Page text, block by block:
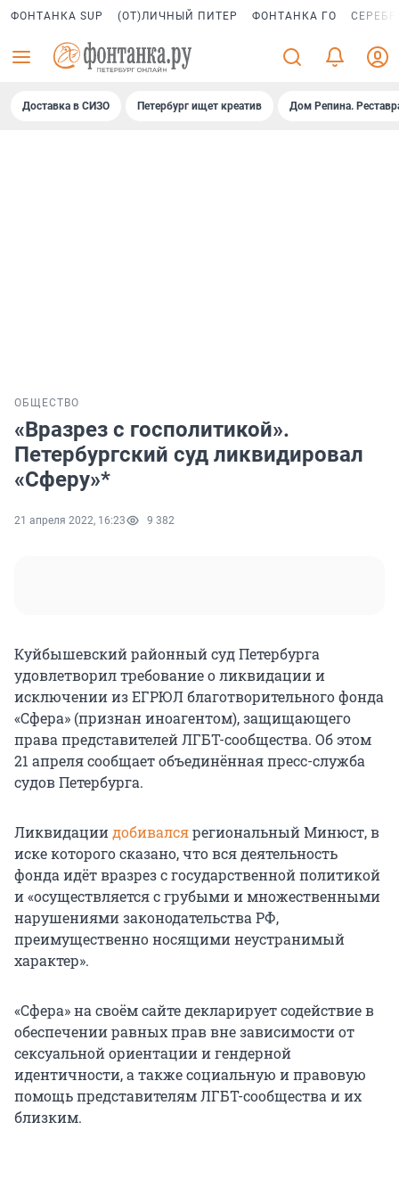
ФОНТАНКА SUP (ОТ)ЛИЧНЫЙ ПИТЕР ФОНТАНКА ГО
Доставка в СИЗО Петербург ищет креатив Дом Репина.
ОБЩЕСТВО
«Вразрез с госполитикой».
Петербургский суд ликвидировал
«Сферу»*
21 апреля 2022, 16:23 9 382
Куйбышевский районный суд Петербурга
удовлетворил требование о ликвидации и
исключении из ЕГРЮЛ благотворительного фонда
«Сфера» (признан иноагентом), защищающего
права представителей ЛГБТ-сообщества. Об этом
21 апреля сообщает объединённая пресс-служба
судов Петербурга.
Ликвидациидобивалсярегиональный Минюст, в
иске которого сказано, что вся деятельность
фонда идёт вразрез с государственной политикой
и «осуществляется с грубыми и множественными
нарушениями законодательства РФ,
преимущественно носящими неустранимый
характер».
«Сфера» на своём сайте декларирует содействие в
обеспечении равных прав вне зависимости от
сексуальной ориентации и гендерной
идентичности, а также социальную и правовую
помощь представителям ЛГБТ-сообщества и их
близким.